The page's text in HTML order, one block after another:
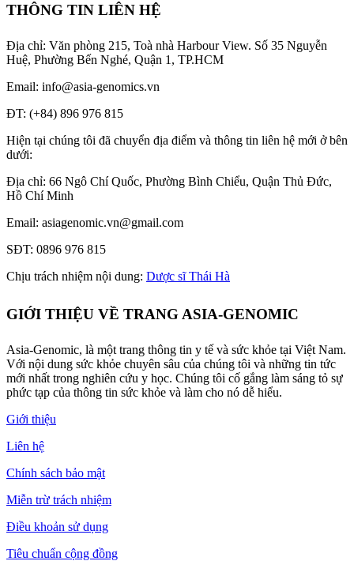
THÔNG TIN LIÊN HỆ
Địa chỉ: Văn phòng 215, Toà nhà Harbour View. Số 35 Nguyễn
Huệ, Phường Bến Nghé, Quận 1, TP.HCM
Email: info@asia-genomics.vn
ĐT: (+84) 896 976 815
Hiện tại chúng tôi đã chuyển địa điểm và thông tin liên hệ mới ở bên
dưới:
Địa chỉ: 66 Ngô Chí Quốc, Phường Bình Chiểu, Quận Thủ Đức,
Hồ Chí Minh
Email: asiagenomic.vn@gmail.com
SĐT: 0896 976 815
Chịu trách nhiệm nội dung: Dược sĩ Thái Hà
GIỚI THIỆU VỀ TRANG ASIA-GENOMIC
Asia-Genomic, là một trang thông tin y tế và sức khỏe tại Việt Nam.
Với nội dung sức khỏe chuyên sâu của chúng tôi và những tin tức
mới nhất trong nghiên cứu y học. Chúng tôi cố gắng làm sáng tỏ sự
phức tạp của thông tin sức khỏe và làm cho nó dễ hiểu.
Giới thiệu
Liên hệ
Chính sách bảo mật
Miễn trừ trách nhiệm
Điều khoản sử dụng
Tiêu chuẩn cộng đồng